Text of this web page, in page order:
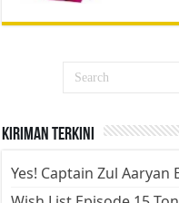
Kiriman Terkini
Yes! Captain Zul